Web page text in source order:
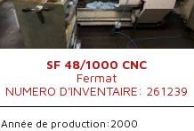
SF 48/1000 CNC
Fermat
NUMERO D'INVENTAIRE: 261239
Année de production:2000